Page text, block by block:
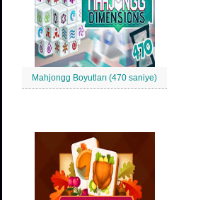
Mahjongg Boyutları (470 saniye)